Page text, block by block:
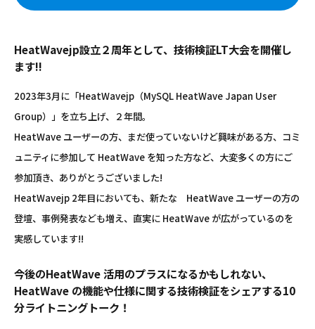
HeatWavejp設立２周年として、技術検証LT大会を開催し
ます!!
2023年3月に「HeatWavejp（MySQL HeatWave Japan User
Group）」を立ち上げ、２年間。
HeatWave ユーザーの方、まだ使っていないけど興味がある方、コミ
ュニティに参加して HeatWave を知った方など、大変多くの方にご
参加頂き、ありがとうございました!
HeatWavejp 2年目においても、新たな HeatWave ユーザーの方の
登壇、事例発表なども増え、直実に HeatWave が広がっているのを
実感しています!!
今後のHeatWave 活用のプラスになるかもしれない、
HeatWave の機能や仕様に関する技術検証をシェアする10
分ライトニングトーク！